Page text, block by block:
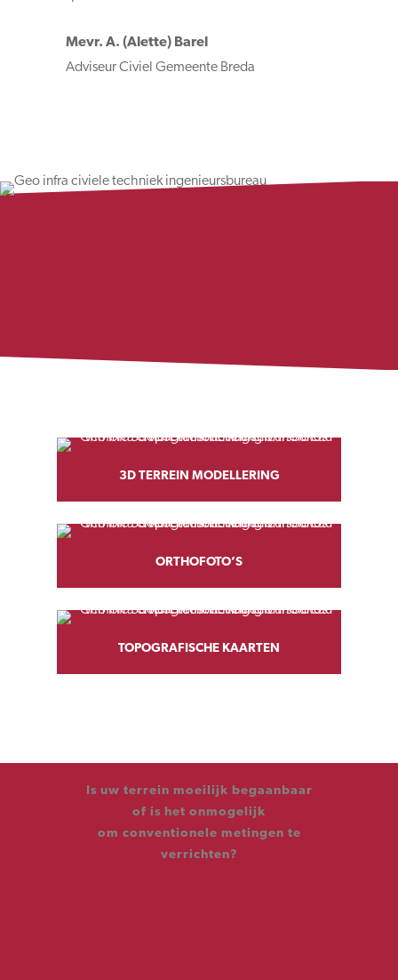
Mevr. A. (Alette) Barel
Adviseur Civiel Gemeente Breda
3D TERREIN MODELLERING
ORTHOFOTO’S
TOPOGRAFISCHE KAARTEN
Is uw terrein moeilijk begaanbaar
of is het onmogelijk
om conventionele metingen te
verrichten?